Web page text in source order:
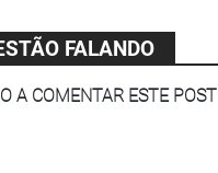
FALANDO
A COMENTAR ESTE POST